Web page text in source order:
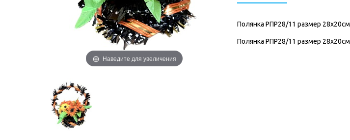
Наведите для увеличения
Полянка РПР28/11 размер 28х20см
Полянка РПР28/11 размер 28х20см